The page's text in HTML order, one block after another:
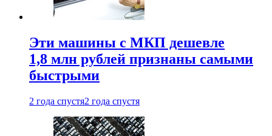
Эти машины с МКП дешевле
1,8 млн рублей признаны самыми
быстрыми
2 года спустя2 года спустя